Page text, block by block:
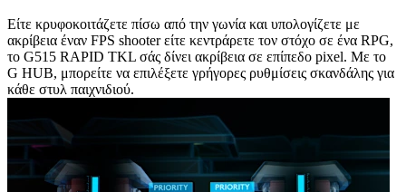
Είτε κρυφοκοιτάζετε πίσω από την γωνία και υπολογίζετε με
ακρίβεια έναν FPS shooter είτε κεντράρετε τον στόχο σε ένα RPG,
το G515 RAPID TKL σάς δίνει ακρίβεια σε επίπεδο pixel. Με το
G HUB, μπορείτε να επιλέξετε γρήγορες ρυθμίσεις σκανδάλης για
κάθε στυλ παιχνιδιού.